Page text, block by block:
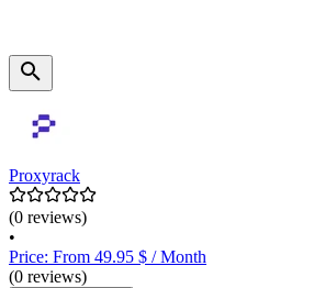
Proxyrack
(0 reviews)
•
Price: From 49.95 $ / Month
(0 reviews)